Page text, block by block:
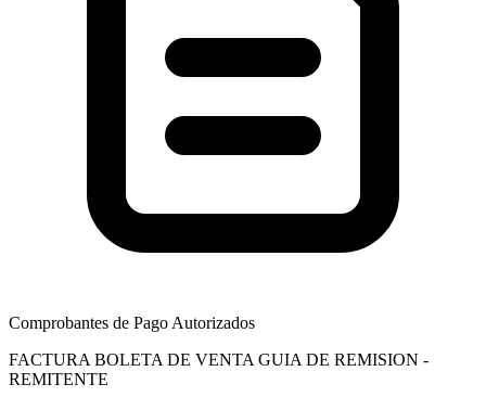
Comprobantes de Pago Autorizados
FACTURA BOLETA DE VENTA GUIA DE REMISION -
REMITENTE